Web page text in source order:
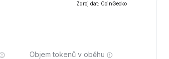
Zdroj dat: CoinGecko
Objem tokenů v oběhu